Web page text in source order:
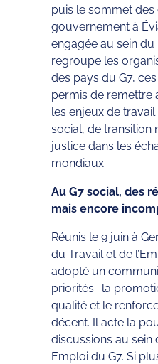
puis le sommet des
gouvernement à
engagée au sein du
regroupe les
des pays du G7,
permis de
les enjeux de
social, de transition
justice dans les
mondiaux.
Au G7 social, des
mais encore
Réunis le 9 juin à
du Travail et de
adopté un
priorités : la
qualité et le
décent. Il acte la
discussions au sein
Emploi du G7. Si